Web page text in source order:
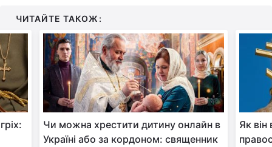
ЧИТАЙТЕ ТАКОЖ:
Чи можна хрестити дитину онлайн в
Україні або за кордоном: священник
Як він